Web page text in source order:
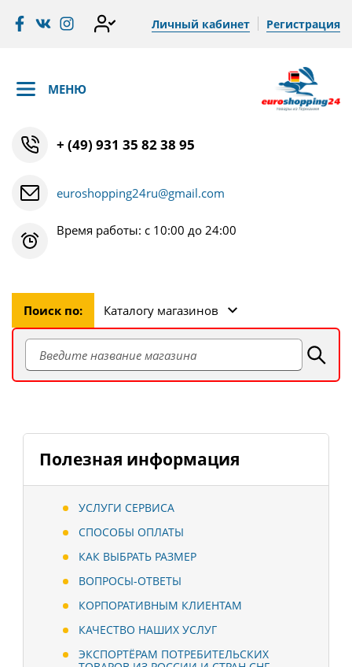
Личный кабинет Регистрация
МЕНЮ
+ (49) 931 35 82 38 95
euroshopping24ru@gmail.com
Время работы: с 10:00 до 24:00
Поиск по: Каталогу магазинов
Полезная информация
УСЛУГИ СЕРВИСА
СПОСОБЫ ОПЛАТЫ
КАК ВЫБРАТЬ РАЗМЕР
ВОПРОСЫ-ОТВЕТЫ
КОРПОРАТИВНЫМ КЛИЕНТАМ
КАЧЕСТВО НАШИХ УСЛУГ
ЭКСПОРТЁРАМ ПОТРЕБИТЕЛЬСКИХ